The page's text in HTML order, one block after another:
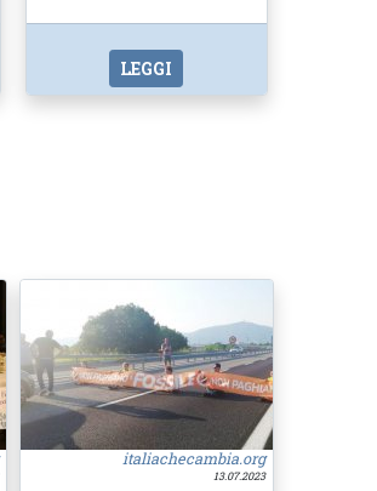
LEGGI
italiachecambia.org
13.07.2023